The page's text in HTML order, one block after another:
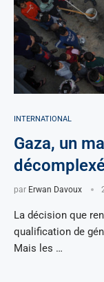
INTERNATIONAL
Gaza, un
par Erwan Davoux
La décision que
qualification de
Mais les …